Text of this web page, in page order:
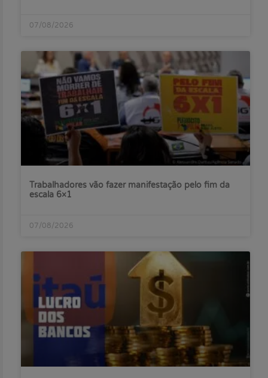
07/08/2026
Trabalhadores vão fazer manifestação pelo fim da
escala 6×1
07/08/2026